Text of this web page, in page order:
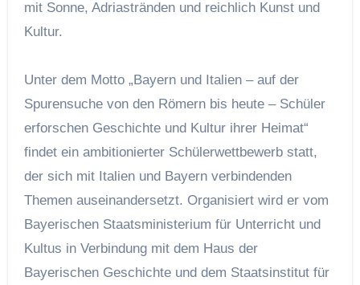
mit Sonne, Adriastränden und reichlich Kunst und
Kultur.
Unter dem Motto „Bayern und Italien – auf der
Spurensuche von den Römern bis heute – Schüler
erforschen Geschichte und Kultur ihrer Heimat“
findet ein ambitionierter Schülerwettbewerb statt,
der sich mit Italien und Bayern verbindenden
Themen auseinandersetzt. Organisiert wird er vom
Bayerischen Staatsministerium für Unterricht und
Kultus in Verbindung mit dem Haus der
Bayerischen Geschichte und dem Staatsinstitut für